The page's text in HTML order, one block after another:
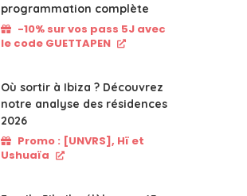
programmation complète
-10% sur vos pass 5J avec
le code GUETTAPEN
Où sortir à Ibiza ? Découvrez
notre analyse des résidences
2026
Promo : [UNVRS], Hï et
Ushuaïa